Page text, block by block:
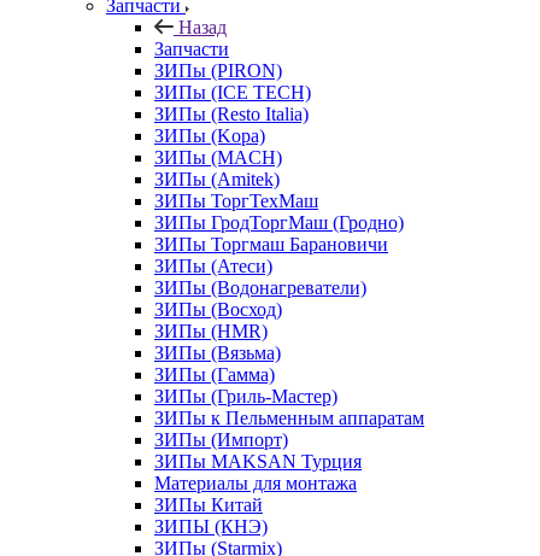
Запчасти
Назад
Запчасти
ЗИПы (PIRON)
ЗИПы (ICE TECH)
ЗИПы (Resto Italia)
ЗИПы (Kopa)
ЗИПы (MACH)
ЗИПы (Amitek)
ЗИПы ТоргТехМаш
ЗИПы ГродТоргМаш (Гродно)
ЗИПы Торгмаш Барановичи
ЗИПы (Атеси)
ЗИПы (Водонагреватели)
ЗИПы (Восход)
ЗИПы (HMR)
ЗИПы (Вязьма)
ЗИПы (Гамма)
ЗИПы (Гриль-Мастер)
ЗИПы к Пельменным аппаратам
ЗИПы (Импорт)
ЗИПы MAKSAN Турция
Материалы для монтажа
ЗИПы Китай
ЗИПЫ (КНЭ)
ЗИПы (Starmix)